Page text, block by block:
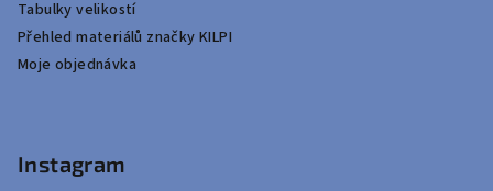
Tabulky velikostí
Přehled materiálů značky KILPI
Moje objednávka
Instagram